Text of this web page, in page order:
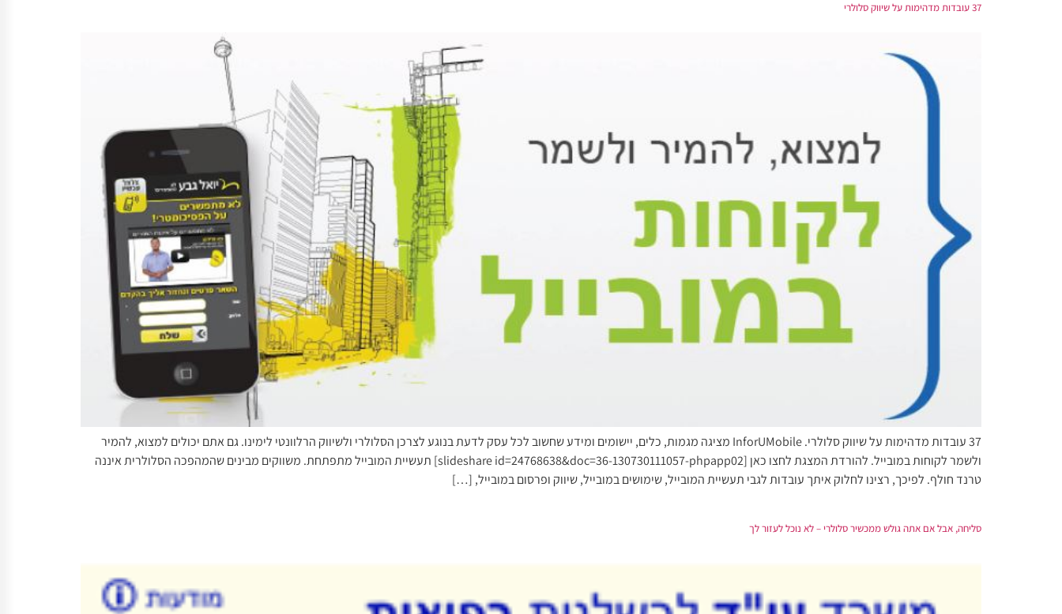
37 עובדות מדהימות על שיווק סלולרי
37 עובדות מדהימות על שיווק סלולרי. InforUMobile מציגה מגמות, כלים, יישומים ומידע שחשוב לכל עסק לדעת בנוגע לצרכן הסלולרי ולשיווק הרלוונטי לימינו. גם אתם יכולים למצוא, להמיר
ולשמר לקוחות במובייל. להורדת המצגת לחצו כאן [slideshare id=24768638&doc=36-130730111057-phpapp02] תעשיית המובייל מתפתחת. משווקים מבינים שהמהפכה הסלולרית איננה
טרנד חולף. לפיכך, רצינו לחלוק איתך עובדות לגבי תעשיית המובייל, שימושים במובייל, שיווק ופרסום במובייל, […]
סליחה, אבל אם אתה גולש ממכשיר סלולרי – לא נוכל לעזור לך